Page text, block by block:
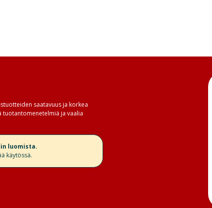
saatavuus ja korkea
ja vaalia
luomista.
käytössä.